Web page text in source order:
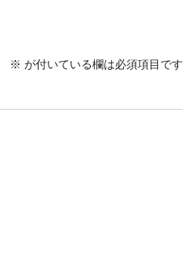
※ が付いている欄は必須項目です